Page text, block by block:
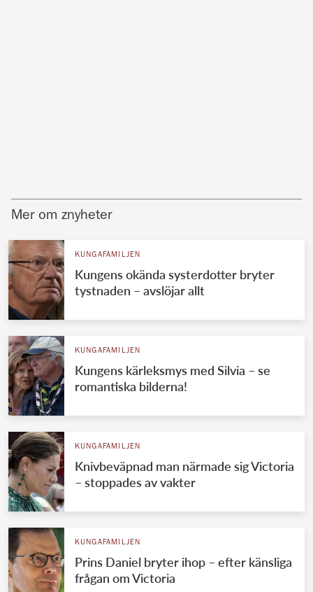
Mer om znyheter
KUNGAFAMILJEN
Kungens okända systerdotter bryter
tystnaden – avslöjar allt
KUNGAFAMILJEN
Kungens kärleksmys med Silvia – se
romantiska bilderna!
KUNGAFAMILJEN
Knivbeväpnad man närmade sig Victoria
– stoppades av vakter
KUNGAFAMILJEN
Prins Daniel bryter ihop – efter känsliga
frågan om Victoria